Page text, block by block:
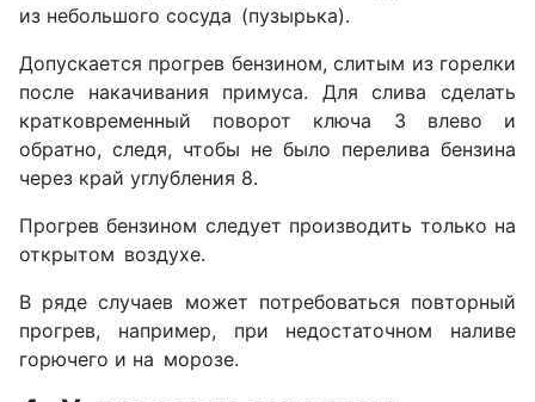
из небольшого сосуда (пузырька).
Допускается прогрев бензином, слитым из горелки
после накачивания примуса. Для слива сделать
кратко­временный поворот ключа 3 влево и
обратно, следя, чтобы не было перелива бензина
через край углубле­ния 8.
Прогрев бензином следует производить только на
открытом воздухе.
В ряде случаев может потребоваться повторный
прогрев, например, при недостаточном наливе
горю­чего и на морозе.